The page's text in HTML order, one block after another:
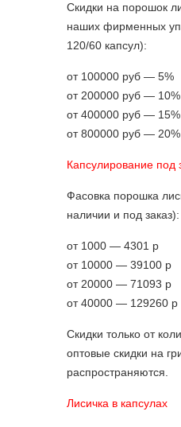
Скидки на порошок
наших фирменных
120/60 капсул):
от 100000 руб — 5%
от 200000 руб — 10%
от 400000 руб — 15%
от 800000 руб — 20%
Капсулирование под
Фасовка порошка
наличии и под заказ):
от 1000 — 4301 р
от 10000 — 39100 р
от 20000 — 71093 р
от 40000 — 129260 р
Скидки только от
оптовые скидки на
распространяются.
Лисичка в капсулах